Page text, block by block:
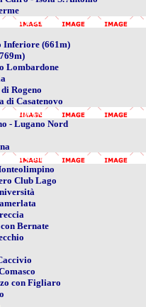
di Lecco
Inferiore (661m)
Lombardone
Rogeno
di Casatenovo
Ticino ( CH )
- Lugano Nord
di Como
Club Lago
Bernate
con Figliaro